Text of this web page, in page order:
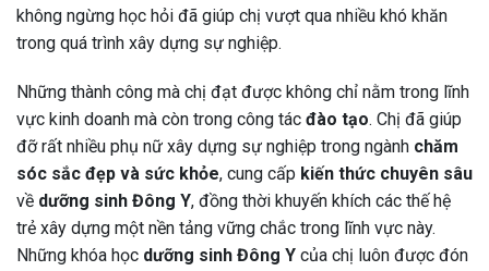
không ngừng học hỏi đã giúp chị vượt qua nhiều khó khăn
trong quá trình xây dựng sự nghiệp.
Những thành công mà chị đạt được không chỉ nằm trong lĩnh
vực kinh doanh mà còn trong công tác đào tạo. Chị đã giúp
đỡ rất nhiều phụ nữ xây dựng sự nghiệp trong ngành chăm
sóc sắc đẹp và sức khỏe, cung cấp kiến thức chuyên sâu
về dưỡng sinh Đông Y, đồng thời khuyến khích các thế hệ
trẻ xây dựng một nền tảng vững chắc trong lĩnh vực này.
Những khóa học dưỡng sinh Đông Y của chị luôn được đón